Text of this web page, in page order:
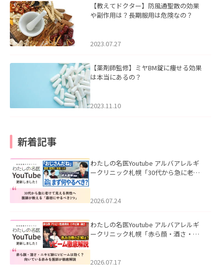
【教えてドクター】防風通聖散の効果
や副作用は？長期服用は危険なの？
2023.07.27
【薬剤師監修】ミヤBM錠に痩せる効果
は本当にあるの？
2023.11.10
新着記事
わたしの名医Youtube アルバアレルギ
ークリニック札幌「30代から急に老け
た。
2026.07.24
わたしの名医Youtube アルバアレルギ
ークリニック札幌「赤ら顔・酒さ・ニ
した。
2026.07.17